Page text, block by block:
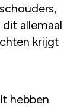
allemaal
krijgt
hebben